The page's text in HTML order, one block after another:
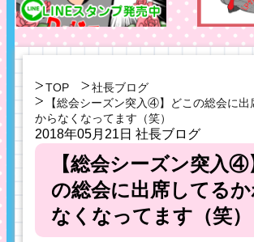
TOP
社長ブログ
【総会シーズン突入④】どこの総会に出
からなくなってます（笑）
2018年05月21日 社長ブログ
【総会シーズン突入④
の総会に出席してる
なくなってます（笑）